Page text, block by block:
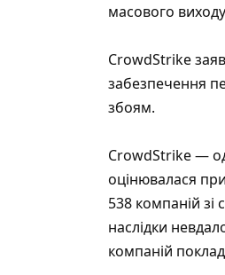
масового
CrowdStrike
забезпечення
збоям.
CrowdStrike —
оцінювалася
538 компаній зі
наслідки
компаній